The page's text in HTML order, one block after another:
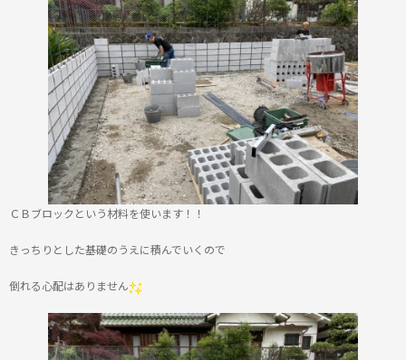
ＣＢブロックという材料を使います！！
きっちりとした基礎のうえに積んでいくので
倒れる心配はありません